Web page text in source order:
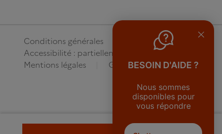
Conditions générales
Accessibilité : partiellement conforme
Mentions légales
Gestion des cookies
BESOIN D'AIDE ?
Nous sommes
disponibles pour
vous répondre